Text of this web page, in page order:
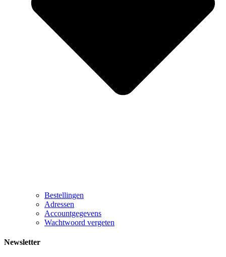
Bestellingen
Adressen
Accountgegevens
Wachtwoord vergeten
Newsletter